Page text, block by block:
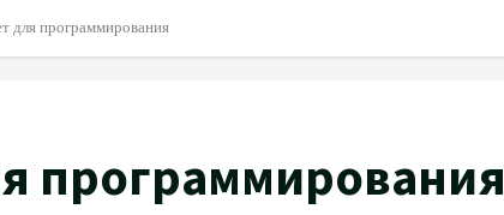
для программирования
программирования